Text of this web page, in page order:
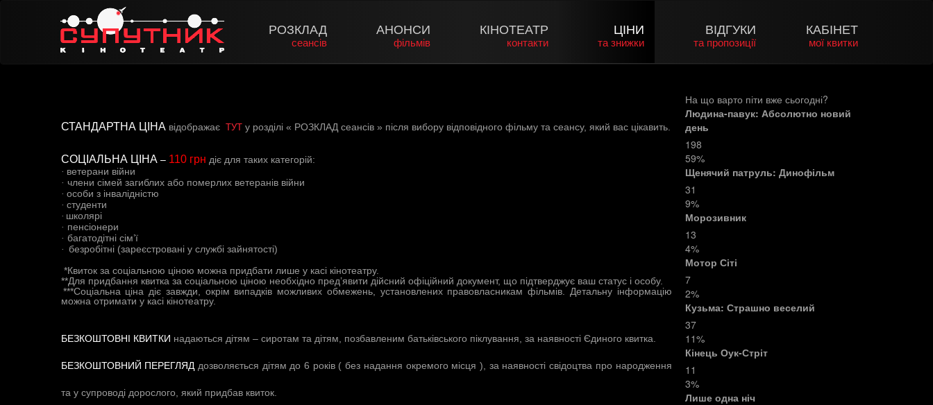
РОЗКЛАД
сеансів
АНОНСИ
фільмів
КІНОТЕАТР
контакти
ЦІНИ
та знижки
ВІДГУКИ
та пропозиції
КАБІНЕТ
мої квитки
СТАНДАРТНА ЦІНАвідображає ТУТ у розділі « РОЗКЛАД сеансів » після вибору відповідного фільму та сеансу, який вас цікавить.
СОЦІАЛЬНА ЦІНА– 110 грн діє для таких категорій:
· ветерани війни
· члени сімей загиблих або померлих ветеранів війни
· особи з інвалідністю
· студенти
· школярі
· пенсіонери
· багатодітні сім’ї
· безробітні (зареєстровані у службі зайнятості)
*Квиток за соціальною ціною можна придбати лише у касі кінотеатру.
**Для придбання квитка за соціальною ціною необхідно пред’явити дійсний офіційний документ, що підтверджує ваш статус і особу.
***Соціальна ціна діє завжди, окрім випадків можливих обмежень, установлених правовласникам фільмів. Детальну інформацію
можна отримати у касі кінотеатру.
БЕЗКОШТОВНІ КВИТКИ надаються дітям – сиротам та дітям, позбавленим батьківського піклування, за наявності Єдиного квитка.
БЕЗКОШТОВНИЙ ПЕРЕГЛЯД дозволяється дітям до 6 років ( без надання окремого місця ), за наявності свідоцтва про народження
та у супроводі дорослого, який придбав квиток.
На що варто піти вже сьогодні?
Людина-павук: Абсолютно новий
день
198
59%
Щенячий патруль: Динофільм
31
9%
Морозивник
13
4%
Мотор Сіті
7
2%
Кузьма: Страшно веселий
37
11%
Кінець Оук-Стріт
11
3%
Лише одна ніч